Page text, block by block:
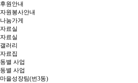
후원안내
자원봉사안내
나눔가게
자료실
자료실
갤러리
자료집
동별 사업
동별 사업
마을성장팀(번3동)